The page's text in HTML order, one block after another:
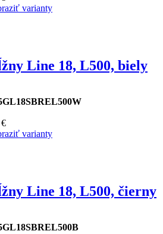
varianty
Line 18, L500, biely
varianty
Line 18, L500, čierny